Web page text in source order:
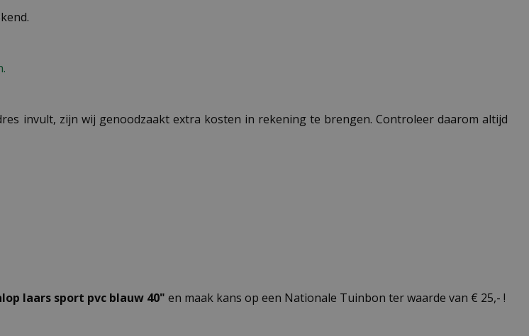
invult, zijn wij genoodzaakt extra kosten in rekening te brengen. Controleer daarom altijd
laars sport pvc blauw 40" en maak kans op een Nationale Tuinbon ter waarde van € 25,- !